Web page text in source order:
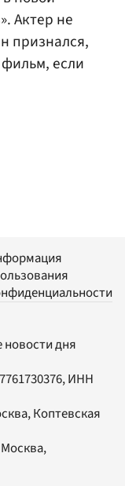
Актер не
признался,
если
новости дня
ИНН
Коптевская
Москва,